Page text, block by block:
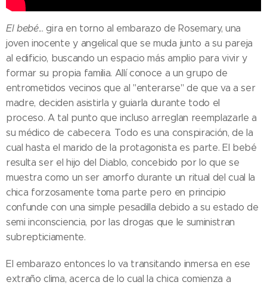
El bebé... gira en torno al embarazo de Rosemary, una
joven inocente y angelical que se muda junto a su pareja
al edificio, buscando un espacio más amplio para vivir y
formar su propia familia. Allí conoce a un grupo de
entrometidos vecinos que al "enterarse" de que va a ser
madre, deciden asistirla y guiarla durante todo el
proceso. A tal punto que incluso arreglan reemplazarle a
su médico de cabecera. Todo es una conspiración, de la
cual hasta el marido de la protagonista es parte. El bebé
resulta ser el hijo del Diablo, concebido por lo que se
muestra como un ser amorfo durante un ritual del cual la
chica forzosamente toma parte pero en principio
confunde con una simple pesadilla debido a su estado de
semi inconsciencia, por las drogas que le suministran
subrepticiamente.
El embarazo entonces lo va transitando inmersa en ese
extraño clima, acerca de lo cual la chica comienza a